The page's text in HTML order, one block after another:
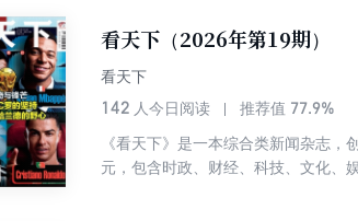
看天下（2026年第19期）
看天下
142 人今日阅读 推荐值 77.9%
《看天下》是一本综合类新闻杂志
元，包含时政、财经、科技、文化、